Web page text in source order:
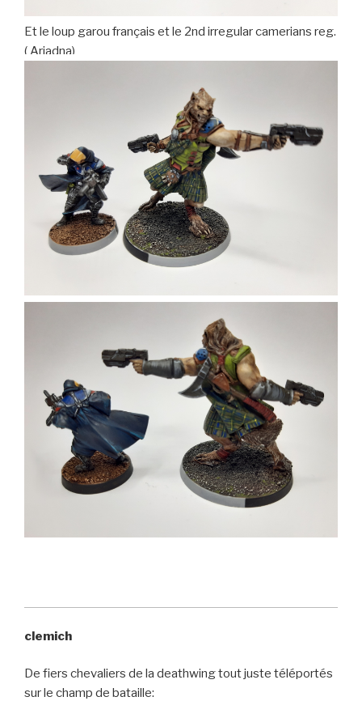
Et le loup garou français et le 2nd irregular camerians reg.
( Ariadna)
clemich
De fiers chevaliers de la deathwing tout juste téléportés
sur le champ de bataille: